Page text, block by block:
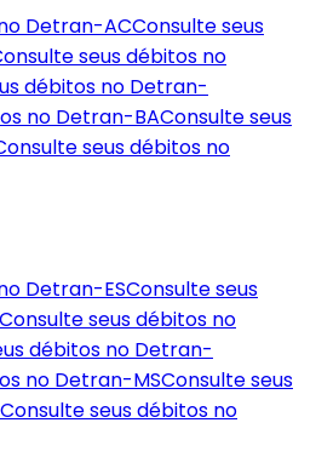
Detran-ACConsulte seus
seus débitos no
débitos no Detran-
no Detran-BAConsulte seus
seus débitos no
Detran-ESConsulte seus
Consulte seus débitos no
débitos no Detran-
no Detran-MSConsulte seus
Consulte seus débitos no